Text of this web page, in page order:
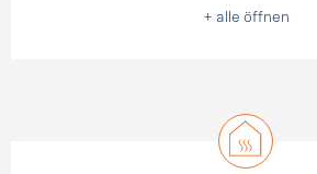
+ alle öffnen